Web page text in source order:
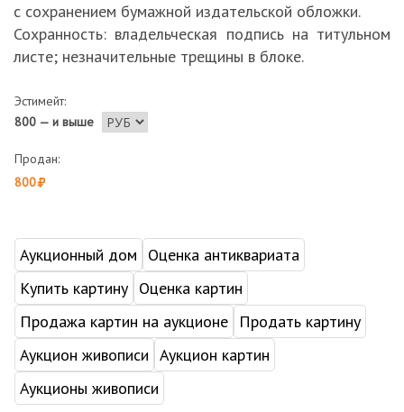
с сохранением бумажной издательской обложки.
Сохранность: владельческая подпись на титульном
листе; незначительные трещины в блоке.
Эстимейт:
800 — и выше
Продан:
800
Аукционный дом
Оценка антиквариата
Купить картину Оценка картин
Продажа картин на аукционе
Продать картину
Аукцион живописи Аукцион картин
Аукционы живописи